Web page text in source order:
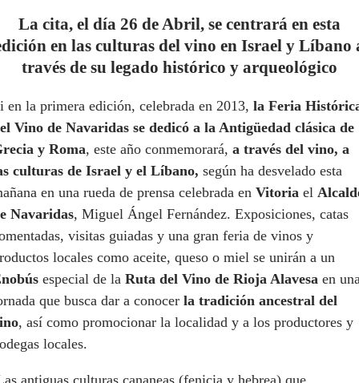
La cita, el día 26 de Abril, se centrará en esta
en las culturas del vino en Israel y Líbano
través de su legado histórico y arqueológico
en la primera edición, celebrada en 2013, la Feria
Vino de Navaridas se dedicó a la Antigüedad clásica de
y Roma, este año conmemorará, a través del vino, a
culturas de Israel y el Líbano, según ha desvelado esta
en una rueda de prensa celebrada en Vitoria el
Navaridas, Miguel Ángel Fernández. Exposiciones, catas
visitas guiadas y una gran feria de vinos y
locales como aceite, queso o miel se unirán a un
especial de la Ruta del Vino de Rioja Alavesa en
que busca dar a conocer la tradición ancestral del
, así como promocionar la localidad y a los productores y
locales.
antiguas culturas cananeas (fenicia y hebrea) que